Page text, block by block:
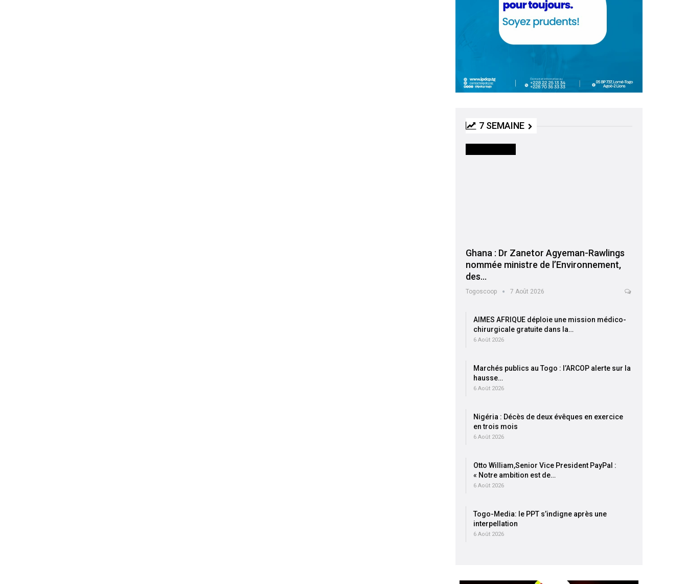
7 SEMAINE
Ghana : Dr Zanetor Agyeman-Rawlings
nommée ministre de l’Environnement,
des…
Togoscoop 7 Août 2026
AIMES AFRIQUE déploie une mission médico-
chirurgicale gratuite dans la…
6 Août 2026
Marchés publics au Togo : l’ARCOP alerte sur la
hausse…
6 Août 2026
Nigéria : Décès de deux évêques en exercice
en trois mois
6 Août 2026
Otto William,Senior Vice President PayPal :
« Notre ambition est de…
6 Août 2026
Togo-Media: le PPT s’indigne après une
interpellation
6 Août 2026